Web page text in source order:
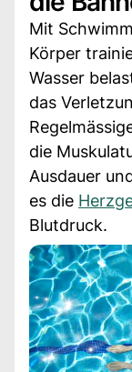
Mit
Körper
Wasser
das
die
Ausdauer
es die
Blutdruck.